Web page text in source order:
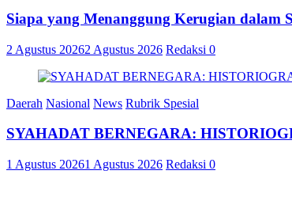
Siapa yang Menanggung Kerugian dalam
2 Agustus 20262 Agustus 2026 Redaksi 0
Daerah Nasional News Rubrik Spesial
SYAHADAT BERNEGARA:
1 Agustus 20261 Agustus 2026 Redaksi 0